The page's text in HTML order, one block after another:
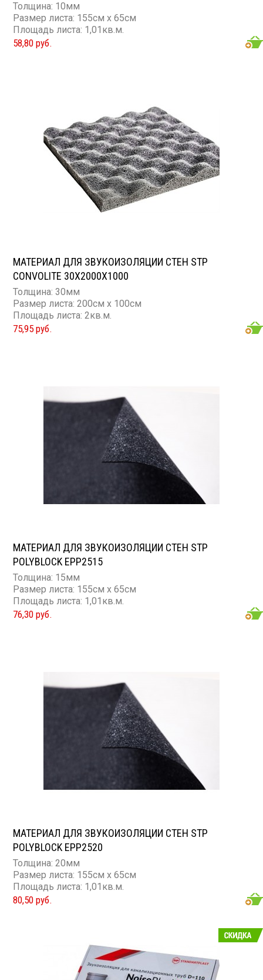
Толщина: 10мм
Размер листа: 155см х 65см
Площадь листа: 1,01кв.м.
58,80 руб.
МАТЕРИАЛ ДЛЯ ЗВУКОИЗОЛЯЦИИ СТЕН STP
CONVOLITE 30X2000X1000
Толщина: 30мм
Размер листа: 200см х 100см
Площадь листа: 2кв.м.
75,95 руб.
МАТЕРИАЛ ДЛЯ ЗВУКОИЗОЛЯЦИИ СТЕН STP
POLYBLOCK EPP2515
Толщина: 15мм
Размер листа: 155см х 65см
Площадь листа: 1,01кв.м.
76,30 руб.
МАТЕРИАЛ ДЛЯ ЗВУКОИЗОЛЯЦИИ СТЕН STP
POLYBLOCK EPP2520
Толщина: 20мм
Размер листа: 155см х 65см
Площадь листа: 1,01кв.м.
80,50 руб.